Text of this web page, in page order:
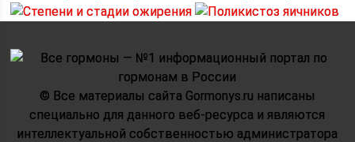
© Все материалы сайта Gormonys.ru написаны
специально для данного веб-ресурса и являются
интеллектуальной собственностью администратора